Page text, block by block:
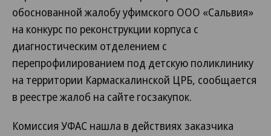
обоснованной жалобу уфимского ООО «Сальвия»
на конкурс по реконструкции корпуса с
диагностическим отделением с
перепрофилированием под детскую поликлинику
на территории Кармаскалинской ЦРБ, сообщается
в реестре жалоб на сайте госзакупок.
Комиссия УФАС нашла в действиях заказчика